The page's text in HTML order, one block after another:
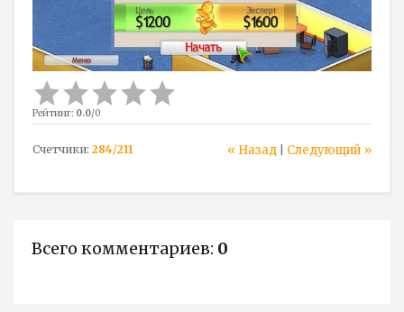
Рейтинг: 0.0/0
« Назад Следующий »
Счетчики: 284/211
Всего комментариев: 0